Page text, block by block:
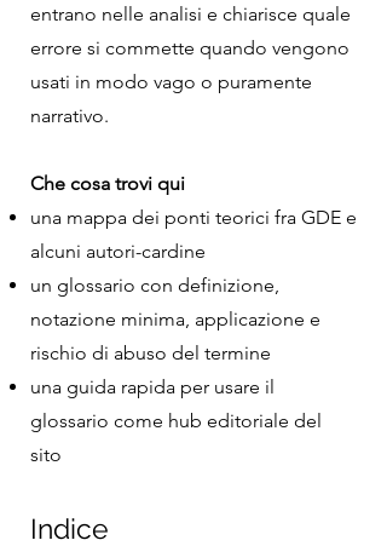
entrano nelle analisi e chiarisce quale
errore si commette quando vengono
usati in modo vago o puramente
narrativo.
Che cosa trovi qui
una mappa dei ponti teorici fra GDE e
alcuni autori-cardine
un glossario con definizione,
notazione minima, applicazione e
rischio di abuso del termine
una guida rapida per usare il
glossario come hub editoriale del
sito
Indice